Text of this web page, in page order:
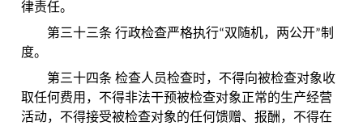
律责任。
第三十三条 行政检查严格执行“双随机，两公开”制
度。
第三十四条 检查人员检查时，不得向被检查对象收
取任何费用，不得非法干预被检查对象正常的生产经营
活动，不得接受被检查对象的任何馈赠、报酬，不得在